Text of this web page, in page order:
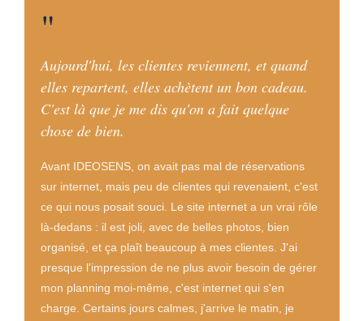
"
Aujourd'hui, les clientes reviennent, et quand
elles repartent, elles achètent un bon cadeau.
C'est là que je me dis qu'on a fait quelque
chose de bien.
Avant IDEOSENS, on avait pas mal de réservations
sur internet, mais peu de clientes qui revenaient, c'est
ce qui nous posait souci. Le site internet a un vrai rôle
là-dedans : il est joli, avec de belles photos, bien
organisé, et ça plaît beaucoup à mes clientes. J'ai
presque l'impression de ne plus avoir besoin de gérer
mon planning moi-même, c'est internet qui s'en
charge. Certains jours calmes, j'arrive le matin, je